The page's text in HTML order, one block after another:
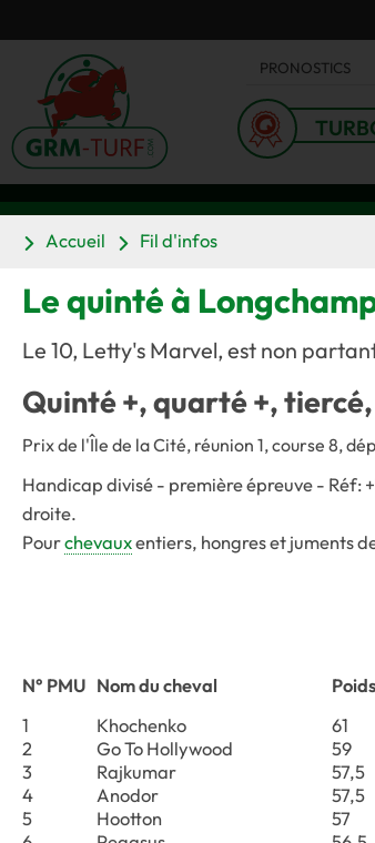
PRONOSTICS
Accueil Fil d'infos
Le quinté à
Le 10, Letty's Marvel, est non
Quinté +, quarté +,
Prix de l'Île de la Cité, réunion 1, course 8,
Handicap divisé - première épreuve - Réf:
droite.
Pourchevauxentiers, hongres et juments
N° PMU Nom du cheval Poids
1
Khochenko 61
2
Go To Hollywood 59
3
Rajkumar 57,5
4
Anodor 57,5
5
Hootton 57